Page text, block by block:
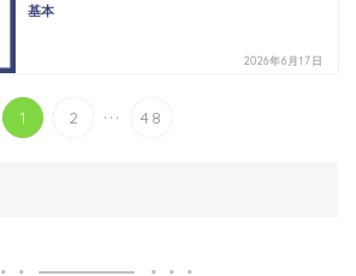
基本
2026年6月17日
1 2 ... 48